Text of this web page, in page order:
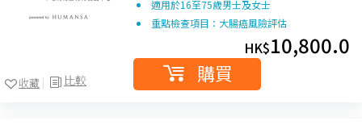
比較
收藏
適用於16至75歲男士及女士
重點檢查項目：大腸癌風險評估
HK$10,800.0
購買